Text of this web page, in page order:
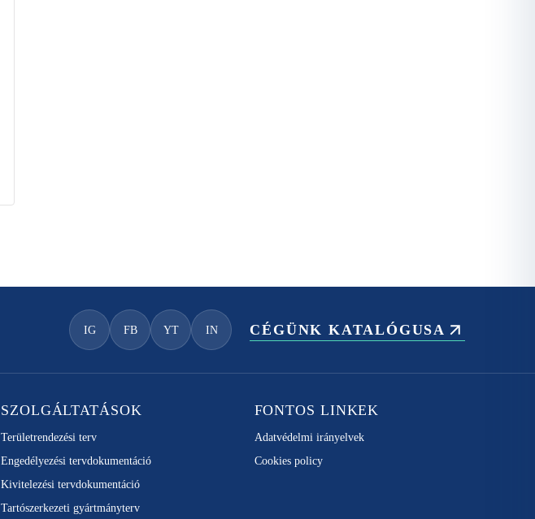
IG FB YT IN CÉGÜNK KATALÓGUSA
SZOLGÁLTATÁSOK
Területrendezési terv
Engedélyezési tervdokumentáció
Kivitelezési tervdokumentáció
Tartószerkezeti gyártmányterv
FONTOS LINKEK
Adatvédelmi irányelvek
Cookies policy